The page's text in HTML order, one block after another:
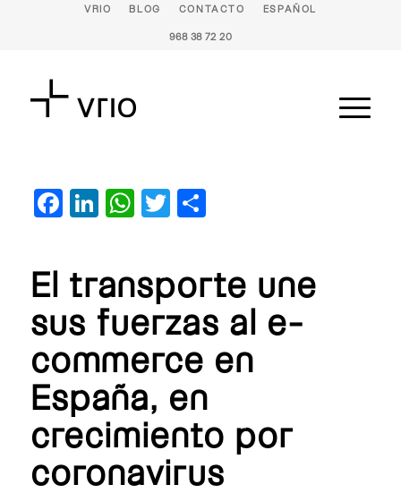
VRIO BLOG CONTACTO ESPAÑOL
968 38 72 20
Facebook
LinkedIn
WhatsApp
TwitterCompartir
El transporte une
sus fuerzas al e-
commerce en
España, en
crecimiento por
coronavirus